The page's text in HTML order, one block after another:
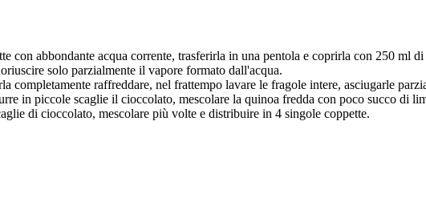
con abbondante acqua corrente, trasferirla in una pentola e coprirla con 250 ml
solo parzialmente il vapore formato dall'acqua.
completamente raffreddare, nel frattempo lavare le fragole intere, asciugarle
in piccole scaglie il cioccolato, mescolare la quinoa fredda con poco succo di
di cioccolato, mescolare più volte e distribuire in 4 singole coppette.